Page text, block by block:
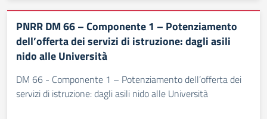
PNRR DM 66 – Componente 1 – Potenziamento
dell’offerta dei servizi di istruzione: dagli asili
nido alle Università
DM 66 - Componente 1 – Potenziamento dell’offerta dei
servizi di istruzione: dagli asili nido alle Università